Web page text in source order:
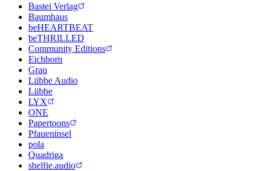
Bastei Verlag
Baumhaus
beHEARTBEAT
beTHRILLED
Community Editions
Eichborn
Grau
Lübbe Audio
Lübbe
LYX
ONE
Papertoons
Pfaueninsel
pola
Quadriga
shelfie.audio